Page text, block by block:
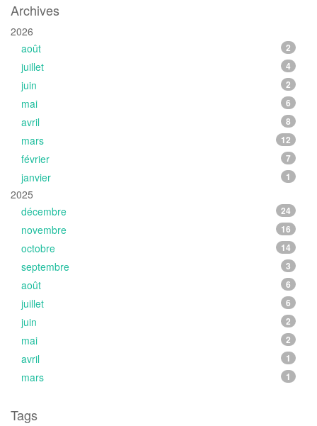
Archives
2026
août
2
juillet 4
juin 2
mai 6
avril 8
mars 12
février 7
janvier 1
2025
décembre
24
novembre 16
octobre 14
septembre 3
août 6
juillet 6
juin 2
mai 2
avril 1
mars 1
Tags